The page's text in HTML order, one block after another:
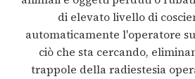
di elevato livello di
automaticamente l'operatore
ciò che sta cercando,
trappole della radiestesia